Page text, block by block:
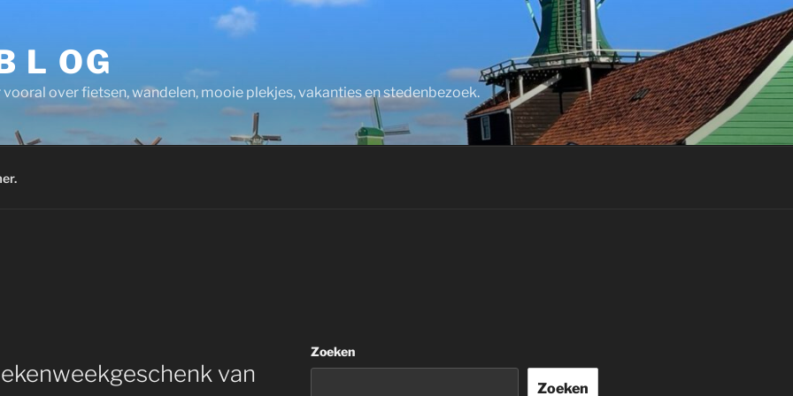
L OG
over fietsen, wandelen, mooie plekjes, vakanties en stedenbezoek.
van
Zoeken
Zoeken